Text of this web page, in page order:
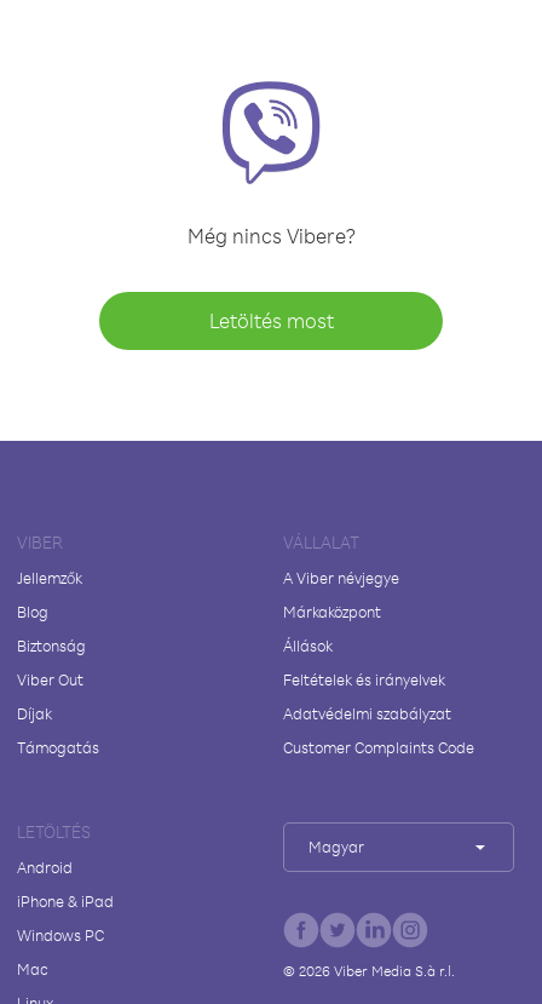
Még nincs Vibere?
Letöltés most
VIBER
Jellemzők
Blog
Biztonság
Viber Out
Díjak
Támogatás
VÁLLALAT
A Viber névjegye
Márkaközpont
Állások
Feltételek és irányelvek
Adatvédelmi szabályzat
Customer Complaints Code
LETÖLTÉS
Android
iPhone & iPad
Windows PC
Mac
Magyar
© 2026Viber Media S.à r.l.